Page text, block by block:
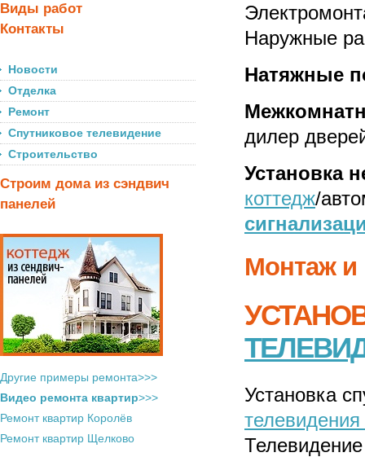
Наружные
Натяжные
дилер
Установка
коттедж/
Монтаж и
Установка
телевидения
Виды работ
Контакты
Новости
Отделка
Ремонт
Спутниковое телевидение
Строительство
Строим дома из сэндвич
панелей
Другие примеры ремонта>>>
Видео ремонта квартир>>>
Ремонт квартир Королёв
Ремонт квартир Щелково